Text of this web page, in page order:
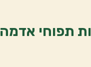
תפוחי אדמה